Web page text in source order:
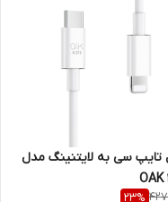
تایپ سی به لایتنینگ مدل
23%